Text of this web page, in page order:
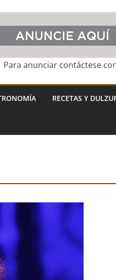
Para anunciar contáctese
RECETAS Y